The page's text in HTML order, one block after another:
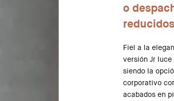
o
Fiel a la
versión Jr
siendo la
corporativo
acabados en